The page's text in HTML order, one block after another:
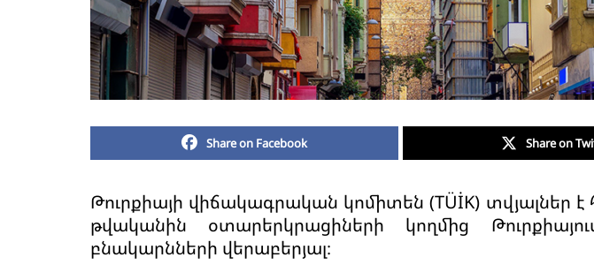
Share on Facebook Share on
Թուրքիայի վիճակագրական կոմիտեն (TÜİK) տվյալներ
թվականին օտարերկրացիների կողմից
բնակարնների վերաբերյալ։